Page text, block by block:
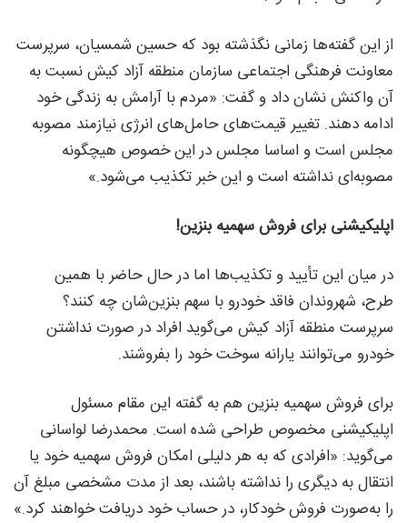
از این گفته‌ها زمانی نگذشته بود که حسین شمسیان، سرپرست
معاونت فرهنگی اجتماعی سازمان منطقه آزاد کیش نسبت به
آن واکنش نشان داد و گفت: «مردم با آرامش به زندگی خود
ادامه دهند. تغییر قیمت‌های حامل‌های انرژی نیازمند مصوبه
مجلس است و اساسا مجلس در این خصوص هیچگونه
مصوبه‌ای نداشته است و این خبر تکذیب می‌شود.»
اپلیکیشنی برای فروش سهمیه بنزین!
در میان این تأیید و تکذیب‌ها اما در حال حاضر با همین
طرح، شهروندان فاقد خودرو با سهم بنزین‌شان چه کنند؟
سرپرست منطقه آزاد کیش می‌گوید افراد در صورت نداشتن
خودرو می‌توانند یارانه سوخت خود را بفروشند.
برای فروش سهمیه بنزین هم به گفته این مقام مسئول
اپلیکیشنی مخصوص طراحی شده است. محمدرضا لواسانی
می‌گوید: «افرادی که به‌ هر دلیلی امکان فروش سهمیه خود یا
انتقال به دیگری را نداشته باشند، بعد از مدت مشخصی مبلغ آن
را به‌صورت فروش خودکار، در حساب خود دریافت خواهند کرد.»